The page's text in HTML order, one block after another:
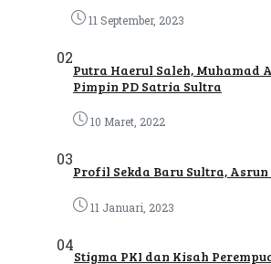
11 September, 2023
02
Putra Haerul Saleh, Muhamad
Pimpin PD Satria Sultra
10 Maret, 2022
03
Profil Sekda Baru Sultra, Asrun
11 Januari, 2023
04
Stigma PKI dan Kisah